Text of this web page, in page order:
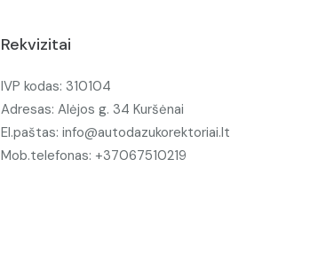
Rekvizitai
IVP kodas: 310104
Adresas: Alėjos g. 34 Kuršėnai
El.paštas: info@autodazukorektoriai.lt
Mob.telefonas: +37067510219